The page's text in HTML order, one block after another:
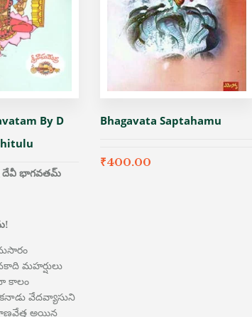
By D
దేవీ భాగవతమ్
మహర్షులు
కాలం
వేదవ్యాసుని
అయిన
Bhagavata Saptahamu
₹400.00